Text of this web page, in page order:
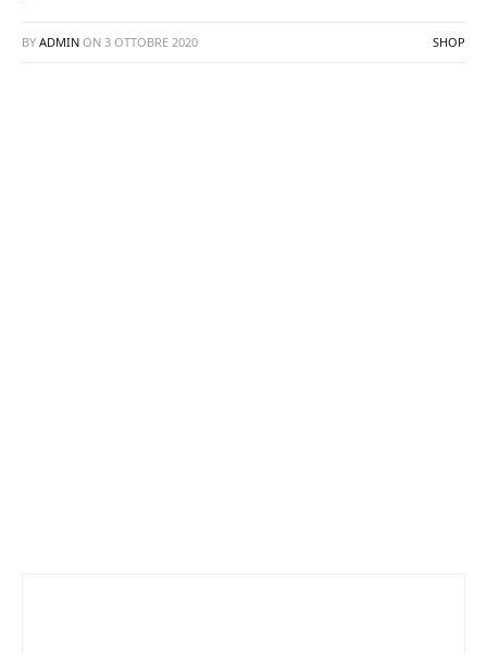
BY ADMIN ON 3 OTTOBRE 2020 SHOP